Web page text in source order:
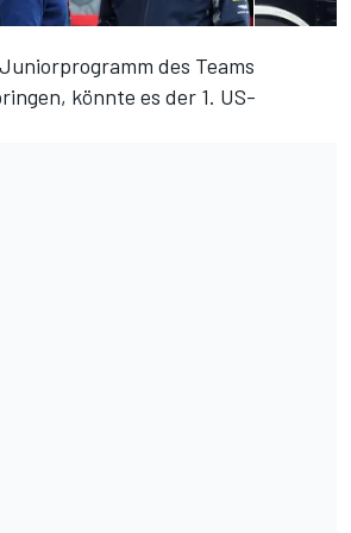
des Teams
könnte es der 1. US-